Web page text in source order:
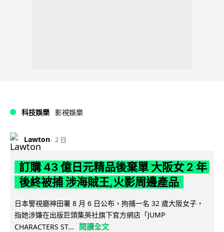
科技娛樂 影視娛樂
Lawton 2 日
訂購 43 億日元精品後棄單 大阪女 2 年
後終被捕 涉海賊王,火影周邊產品
日本警視廳神田署 8 月 6 日公布，拘捕一名 32 歲大阪女子，
指她涉嫌在出版巨頭集英社旗下官方網店「JUMP
CHARACTERS ST...
閱讀全文